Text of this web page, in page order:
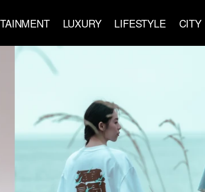
LUXURY LIFESTYLE CITY